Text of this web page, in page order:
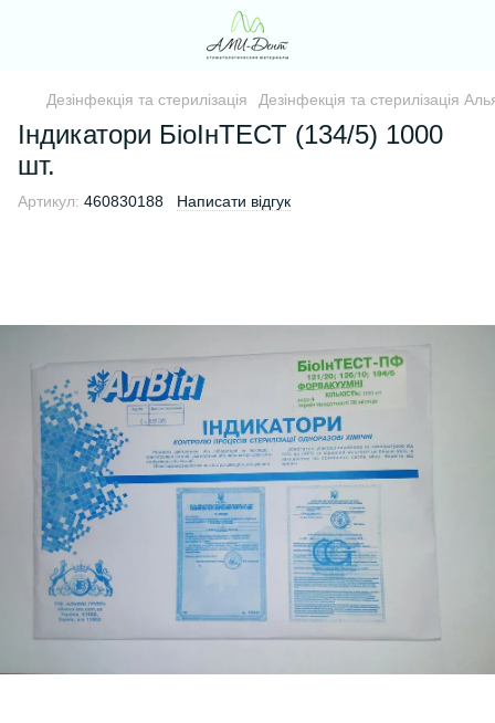
Дезінфекція та стерилізація Дезінфекція та стерилізація
Індикатори БіоІнТЕСТ (134/5) 1000
шт.
Артикул: 460830188 Написати відгук